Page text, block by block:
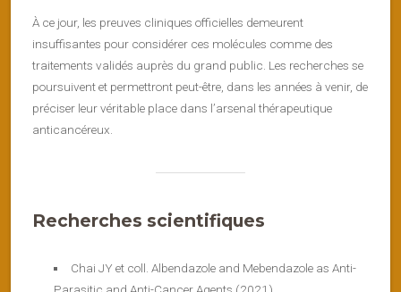
À ce jour, les preuves cliniques officielles demeurent
insuffisantes pour considérer ces molécules comme des
traitements validés auprès du grand public. Les recherches se
poursuivent et permettront peut-être, dans les années à venir, de
préciser leur véritable place dans l’arsenal thérapeutique
anticancéreux.
Recherches scientifiques
Chai JY et coll. Albendazole and Mebendazole as Anti-